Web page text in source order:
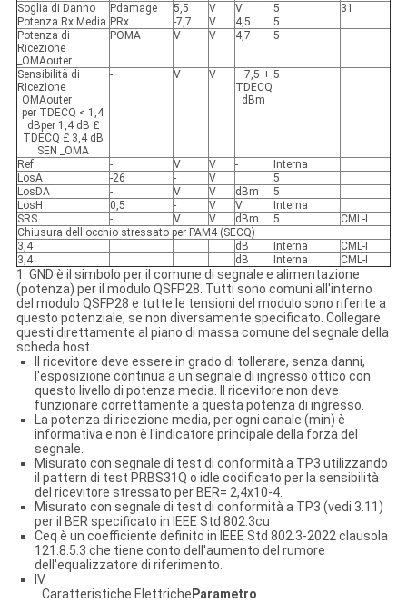
Soglia di Danno
Pdamage 5,5 V V 5
31
Potenza Rx Media PRx -7,7 V 4,5
5
Potenza di
Ricezione
_OMAouter
POMA V V 4,7 5
Sensibilità di
Ricezione
_OMAouter
per TDECQ < 1,4
dBper 1,4 dB £
TDECQ £ 3,4 dB
SEN _OMA
- V V
–7,5 +
TDECQ
dBm
5
Ref - V V -
Interna
LosA
-26 - V
5
LosDA
- V V dBm
5
LosH
0,5 - V V
Interna
SRS
- V V dBm 5
CML-I
Chiusura dell'occhio stressato per PAM4 (SECQ)
3,4
dB Interna
CML-I
3,4
dB Interna CML-I
1. GND è il simbolo per il comune di segnale e alimentazione
(potenza) per il modulo QSFP28. Tutti sono comuni all'interno
del modulo QSFP28 e tutte le tensioni del modulo sono riferite a
questo potenziale, se non diversamente specificato. Collegare
questi direttamente al piano di massa comune del segnale della
scheda host.
Il ricevitore deve essere in grado di tollerare, senza danni,
l'esposizione continua a un segnale di ingresso ottico con
questo livello di potenza media. Il ricevitore non deve
funzionare correttamente a questa potenza di ingresso.
La potenza di ricezione media, per ogni canale (min) è
informativa e non è l'indicatore principale della forza del
segnale.
Misurato con segnale di test di conformità a TP3 utilizzando
il pattern di test PRBS31Q o idle codificato per la sensibilità
del ricevitore stressato per BER= 2,4x10-4.
Misurato con segnale di test di conformità a TP3 (vedi 3.11)
per il BER specificato in IEEE Std 802.3cu
Ceq è un coefficiente definito in IEEE Std 802.3-2022 clausola
121.8.5.3 che tiene conto dell'aumento del rumore
dell'equalizzatore di riferimento.
IV.
Caratteristiche Elettriche Parametro